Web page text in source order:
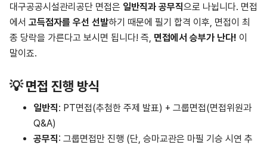
대구공공시설관리공단 면접은 일반직과 공무직으로 나뉩니다. 면접
에서 고득점자를 우선 선발하기 때문에 필기 합격 이후, 면접이 최
종 당락을 가른다고 보시면 됩니다! 즉, 면접에서 승부가 난다! 이
말이죠.
💡 면접 진행 방식
일반직: PT면접(추첨한 주제 발표) + 그룹면접(면접위원과
Q&A)
공무직: 그룹면접만 진행 (단, 승마교관은 마필 기승 시연 추